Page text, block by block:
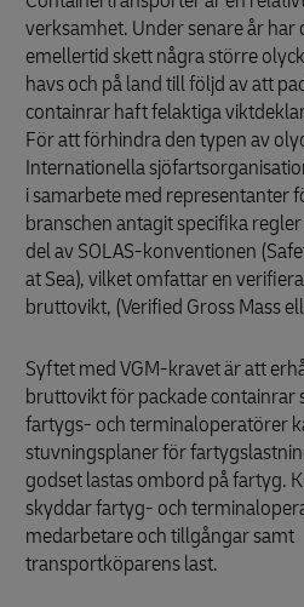
verksamhet. Under senare år har
emellertid skett några större
havs och på land till följd av att
containrar haft felaktiga
För att förhindra den typen av
Internationella
i samarbete med representanter
branschen antagit specifika
del av SOLAS-konventionen
at Sea), vilket omfattar en
bruttovikt, (Verified Gross Mass
Syftet med VGM-kravet är att
bruttovikt för packade containrar
fartygs- och terminaloperatörer
stuvningsplaner för
godset lastas ombord på fartyg.
skyddar fartyg- och
medarbetare och tillgångar samt
transportköparens last.